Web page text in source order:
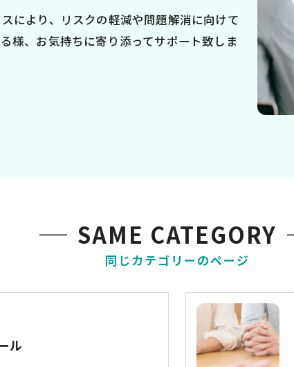
により、リスクの軽減や問題解消に向けて
様、お気持ちに寄り添ってサポート致しま
同じカテゴリーのページ
SAME CATEGORY
ル